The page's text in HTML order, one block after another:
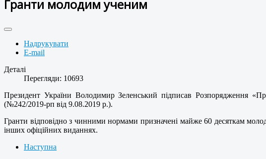
Гранти молодим ученим
Надрукувати
E-mail
Деталі
Перегляди: 10693
Президент України Володимир Зеленський підписав Розпорядження
(№242/2019-рп від 9.08.2019 р.).
Гранти відповідно з чинними нормами призначені майже 60 десяткам
інших офіційних виданнях.
Наступна